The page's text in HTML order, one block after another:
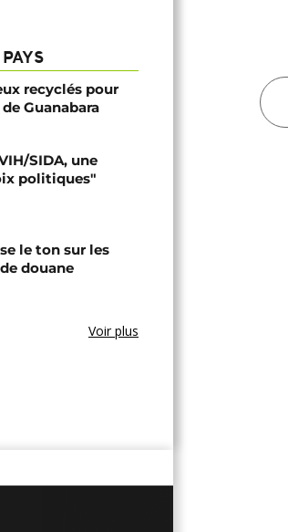
recyclés pour
Guanabara
SIDA, une
politiques"
le ton sur les
douane
Voir plus